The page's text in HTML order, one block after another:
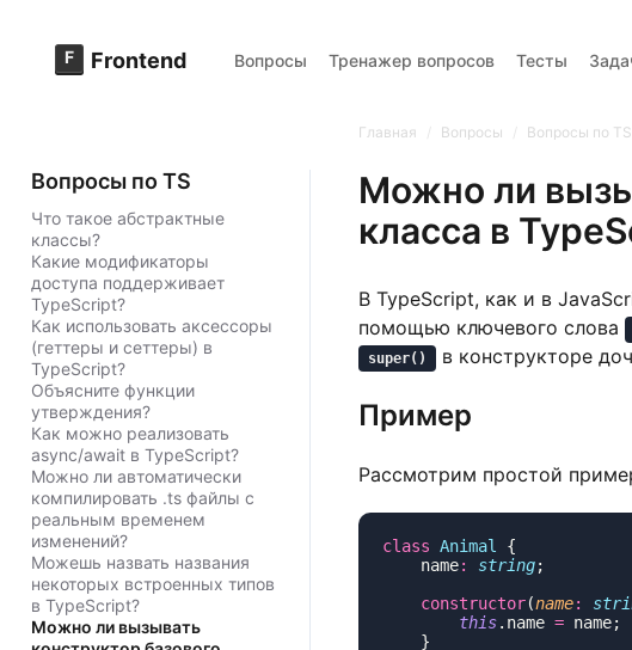
F Frontend Вопросы Тренажер вопросов Тесты
Вопросы по TS
Что такое абстрактные
классы?
Какие модификаторы
доступа поддерживает
TypeScript?
Как использовать аксессоры
(геттеры и сеттеры) в
TypeScript?
Объясните функции
утверждения?
Как можно реализовать
async/await в TypeScript?
Можно ли автоматически
компилировать .ts файлы с
реальным временем
изменений?
Можешь назвать названия
некоторых встроенных типов
в TypeScript?
Можно ли вызывать
Главная Вопросы Вопросы по TS
Можно ли
класса в
В TypeScript, как и в
помощью ключевого слова
super() в конструкторе
Пример
Рассмотрим простой
class Animal
    name
: string
    constructor
(name:
        this
.name =